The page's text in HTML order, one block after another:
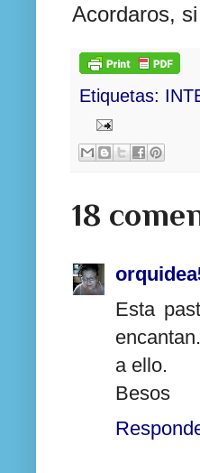
Acordaros,
Etiquetas:
18
Esta
a ello.
Besos